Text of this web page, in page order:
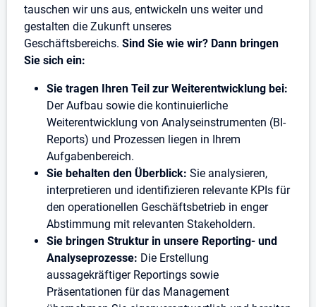
tauschen wir uns aus, entwickeln uns weiter und
gestalten die Zukunft unseres
Geschäftsbereichs. Sind Sie wie wir? Dann bringen
Sie sich ein:
Sie tragen Ihren Teil zur Weiterentwicklung bei:
Der Aufbau sowie die kontinuierliche
Weiterentwicklung von Analyseinstrumenten (BI-
Reports) und Prozessen liegen in Ihrem
Aufgabenbereich.
Sie behalten den Überblick: Sie analysieren,
interpretieren und identifizieren relevante KPIs für
den operationellen Geschäftsbetrieb in enger
Abstimmung mit relevanten Stakeholdern.
Sie bringen Struktur in unsere Reporting- und
Analyseprozesse: Die Erstellung
aussagekräftiger Reportings sowie
Präsentationen für das Management